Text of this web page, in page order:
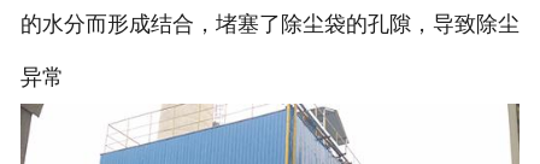
的水分而形成结合，堵塞了除尘袋的孔隙，导致除尘
异常